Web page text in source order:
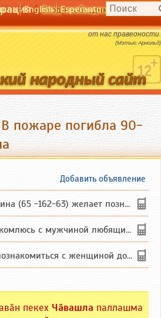
|Вход необходим для
English Esperanto
Бог - это то бесконечное, что требует
от нас праведности.
(Мэтью Арнольд)
пожаре погибла 90-
Добавить объявление
63) желает познакомиться с одиноким, добродушным, без вредных ...
мужчиной любящим танцевать и петь на родном чувашском языке
с женщиной до 55 лет чувашской или русской национальности дл...
пекех Чӑвашла паллашма